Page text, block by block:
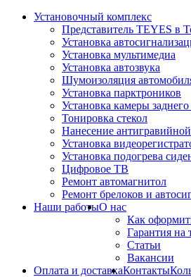
Установочный комплекс
Представитель TEYES в
Установка
Установка мультимедиа
Установка автозвука
Шумоизоляция
Установка парктроников
Установка камеры заднего
Тонировка стекол
Нанесение
Установка
Установка подогрева
Цифровое ТВ
Ремонт автомагнитол
Ремонт брелоков и
Наши работыО нас
Как
Гарантия на
Статьи
Вакансии
Оплата и доставкаКонтакты